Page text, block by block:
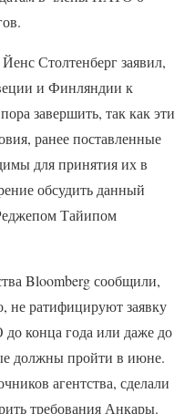
Столтенберг заявил,
и Финляндии к
завершить, так как эти
ранее поставленные
для принятия их в
обсудить данный
Тайипом
Bloomberg сообщили,
не ратифицируют заявку
конца года или даже до
должны пройти в июне.
агентства, сделали
требования Анкары.